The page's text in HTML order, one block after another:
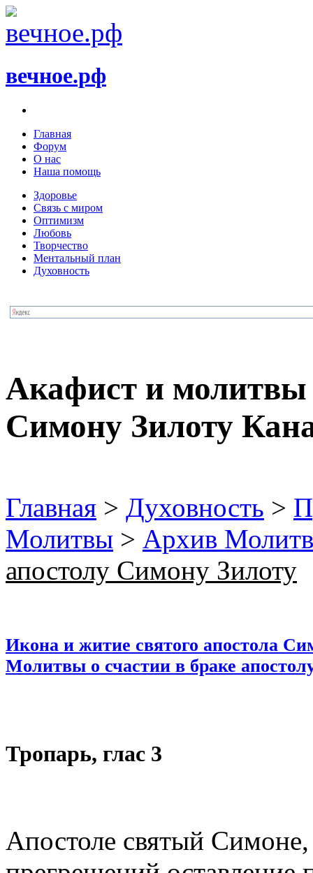
вечное.рф
Главная
Форум
О нас
Наша помощь
Здоровье
Связь с миром
Оптимизм
Любовь
Творчество
Ментальный план
Духовность
Акафист и молитвы
Симону Зилоту
Главная > Духовность >
Молитвы > Архив Молитв
апостолу Симону Зилоту
Икона и житие святого апостола
Молитвы о счастии в браке
Тропарь, глас 3
Апостоле святый